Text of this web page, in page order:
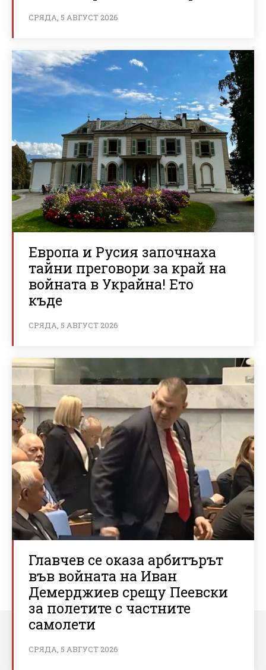
СРЯДА, 5 АВГУСТ 2026
Европа и Русия започнаха
тайни преговори за край на
войната в Украйна! Ето
къде
СРЯДА, 5 АВГУСТ 2026
Главчев се оказа арбитърът
във войната на Иван
Демерджиев срещу Пеевски
за полетите с частните
самолети
СРЯДА, 5 АВГУСТ 2026